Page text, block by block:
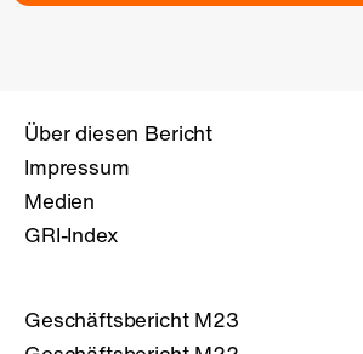
Über diesen Bericht
Impressum
Medien
GRI-Index
Geschäftsbericht M23